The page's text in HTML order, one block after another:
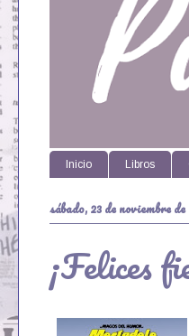
Inicio Libros
sábado, 23 de noviembre de
¡Felices